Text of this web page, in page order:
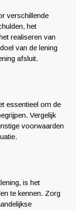
verschillende
het
realiseren van
van de lening
afsluit.
essentieel om de
Vergelijk
voorwaarden
is het
te kennen. Zorg